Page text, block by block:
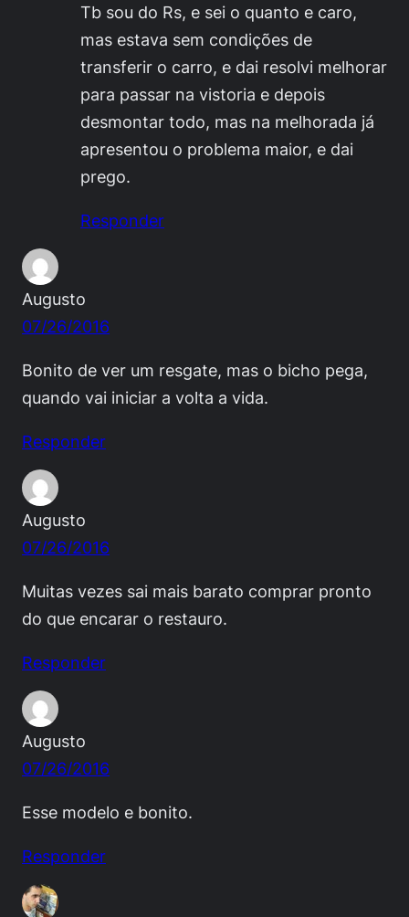
Tb sou do Rs, e sei o quanto e caro,
mas estava sem condições de
transferir o carro, e dai resolvi melhorar
para passar na vistoria e depois
desmontar todo, mas na melhorada já
apresentou o problema maior, e dai
prego.
Responder
Augusto
07/26/2016
Bonito de ver um resgate, mas o bicho pega,
quando vai iniciar a volta a vida.
Responder
Augusto
07/26/2016
Muitas vezes sai mais barato comprar pronto
do que encarar o restauro.
Responder
Augusto
07/26/2016
Esse modelo e bonito.
Responder